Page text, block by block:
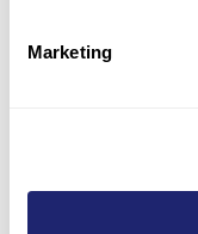
Marketing